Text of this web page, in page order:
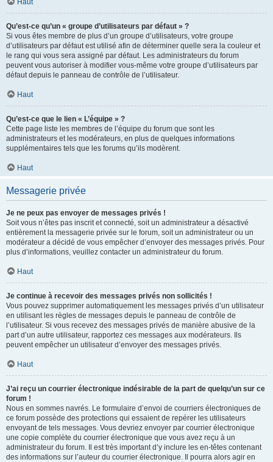
Haut
Qu’est-ce qu’un « groupe d’utilisateurs par défaut » ?
Si vous êtes membre de plus d’un groupe d’utilisateurs, votre groupe
d’utilisateurs par défaut est utilisé afin de déterminer quelle sera la couleur et
le rang qui vous sera assigné par défaut. Les administrateurs du forum
peuvent vous autoriser à modifier vous-même votre groupe d’utilisateurs par
défaut depuis le panneau de contrôle de l’utilisateur.
Haut
Qu’est-ce que le lien « L’équipe » ?
Cette page liste les membres de l’équipe du forum que sont les
administrateurs et les modérateurs, en plus de quelques informations
supplémentaires tels que les forums qu’ils modèrent.
Haut
Messagerie privée
Je ne peux pas envoyer de messages privés !
Soit vous n’êtes pas inscrit et connecté, soit un administrateur a désactivé
entièrement la messagerie privée sur le forum, soit un administrateur ou un
modérateur a décidé de vous empêcher d’envoyer des messages privés. Pour
plus d’informations, veuillez contacter un administrateur du forum.
Haut
Je continue à recevoir des messages privés non sollicités !
Vous pouvez supprimer automatiquement les messages privés d’un utilisateur
en utilisant les règles de messages depuis le panneau de contrôle de
l’utilisateur. Si vous recevez des messages privés de manière abusive de la
part d’un autre utilisateur, rapportez ces messages aux modérateurs. Ils
peuvent empêcher un utilisateur d’envoyer des messages privés.
Haut
J’ai reçu un courrier électronique indésirable de la part de quelqu’un sur ce
forum !
Nous en sommes navrés. Le formulaire d’envoi de courriers électroniques de
ce forum possède des protections qui essaient de repérer les utilisateurs
envoyant de tels messages. Vous devriez envoyer par courrier électronique
une copie complète du courrier électronique que vous avez reçu à un
administrateur du forum. Il est très important d’y inclure les en-têtes contenant
des informations sur l’auteur du courrier électronique. Il pourra alors agir en